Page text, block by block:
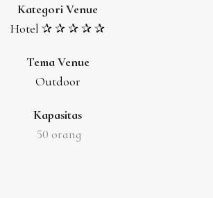
Kategori Venue
Hotel ✰ ✰ ✰ ✰ ✰
Tema Venue
Outdoor
Kapasitas
50 orang